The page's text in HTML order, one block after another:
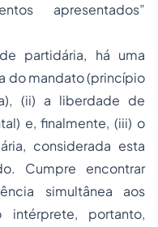
apresentados”
partidária, há uma
do mandato (princípio
(ii) a liberdade de
e, finalmente, (iii) o
considerada esta
Cumpre encontrar
simultânea aos
portanto,